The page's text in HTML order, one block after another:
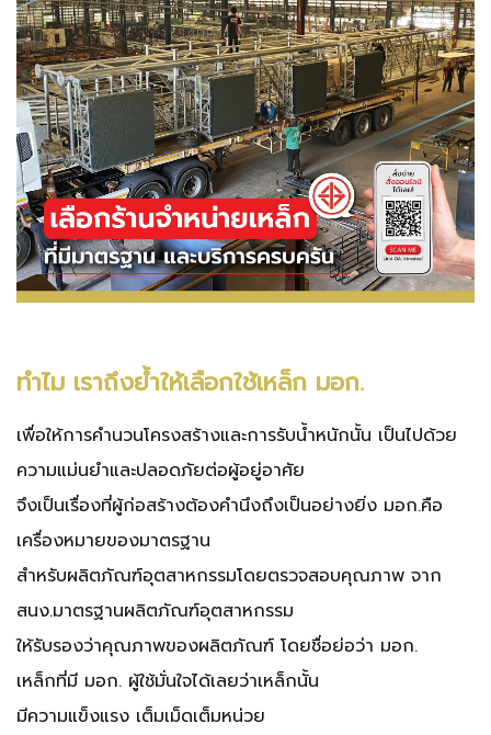
ทำไม เราถึงย้ำให้เลือกใช้เหล็ก มอก.
เพื่อให้การคำนวนโครงสร้างและการรับน้ำหนักนั้น เป็นไปด้วย
ความแม่นยำและปลอดภัยต่อผู้อยู่อาศัย
จึงเป็นเรื่องที่ผู้ก่อสร้างต้องคำนึงถึงเป็นอย่างยิ่ง มอก.คือ
เครื่องหมายของมาตรฐาน
สำหรับผลิตภัณฑ์อุตสาหกรรมโดยตรวจสอบคุณภาพ จาก
สนง.มาตรฐานผลิตภัณฑ์อุตสาหกรรม
ให้รับรองว่าคุณภาพของผลิตภัณฑ์ โดยชื่อย่อว่า มอก.
เหล็กที่มี มอก. ผู้ใช้มั่นใจได้เลยว่าเหล็กนั้น
มีความแข็งแรง เต็มเม็ดเต็มหน่วย